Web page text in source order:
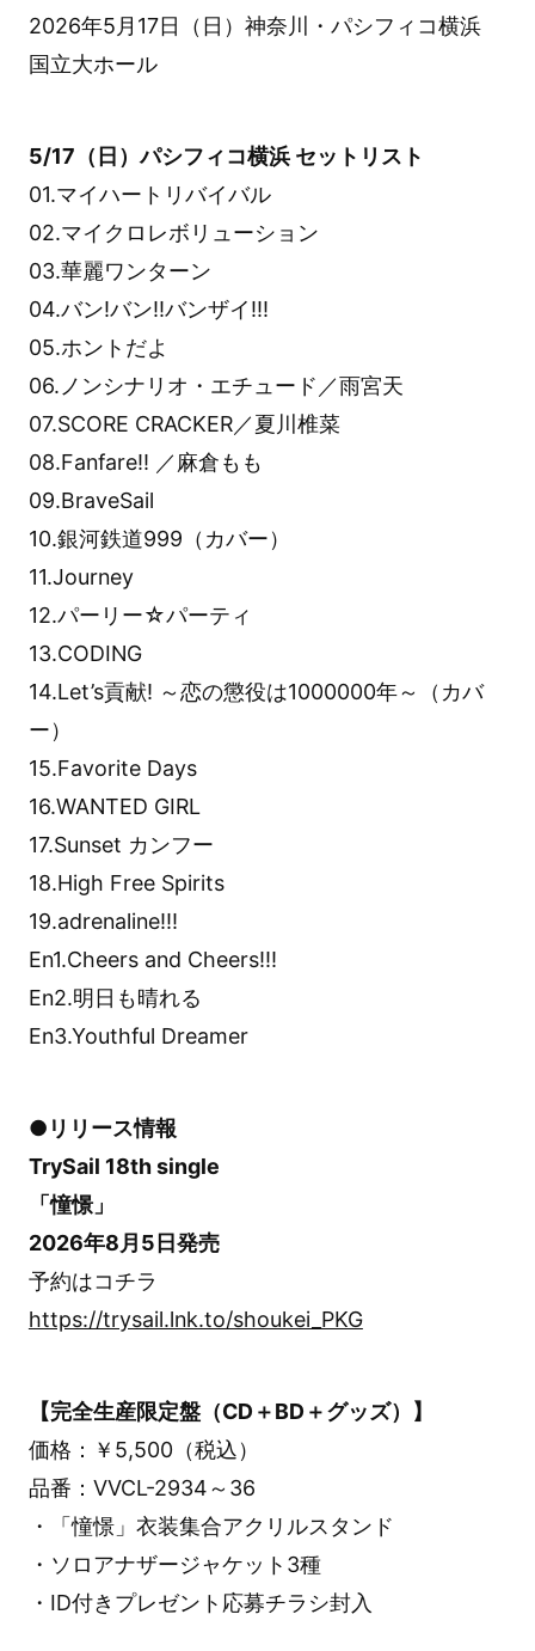
2026年5月17日（日）神奈川・パシフィコ横浜
国立大ホール
5/17（日）パシフィコ横浜 セットリスト
01.マイハートリバイバル
02.マイクロレボリューション
03.華麗ワンターン
04.バン!バン!!バンザイ!!!
05.ホントだよ
06.ノンシナリオ・エチュード／雨宮天
07.SCORE CRACKER／夏川椎菜
08.Fanfare!! ／麻倉もも
09.BraveSail
10.銀河鉄道999（カバー）
11.Journey
12.パーリー☆パーティ
13.CODING
14.Let’s貢献! ～恋の懲役は1000000年～（カバ
ー）
15.Favorite Days
16.WANTED GIRL
17.Sunset カンフー
18.High Free Spirits
19.adrenaline!!!
En1.Cheers and Cheers!!!
En2.明日も晴れる
En3.Youthful Dreamer
●リリース情報
TrySail 18th single
「憧憬」
2026年8月5日発売
予約はコチラ
https://trysail.lnk.to/shoukei_PKG
【完全生産限定盤（CD＋BD＋グッズ）】
価格：￥5,500（税込）
品番：VVCL-2934～36
・「憧憬」衣装集合アクリルスタンド
・ソロアナザージャケット3種
・ID付きプレゼント応募チラシ封入